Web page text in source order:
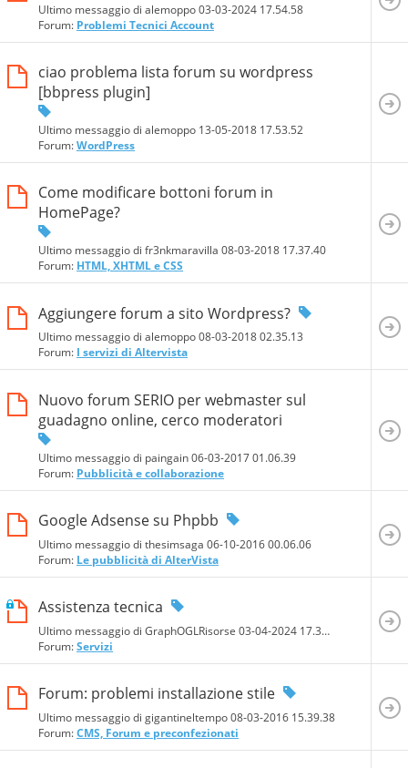
Ultimo messaggio di alemoppo 03-03-2024 17.54.58
Forum: Problemi Tecnici Account
ciao problema lista forum su wordpress
[bbpress plugin]
Ultimo messaggio di alemoppo 13-05-2018 17.53.52
Forum:WordPress
Come modificare bottoni forum in
HomePage?
Ultimo messaggio di fr3nkmaravilla 08-03-2018 17.37.40
Forum: HTML, XHTML e CSS
Aggiungere forum a sito Wordpress?
Ultimo messaggio di alemoppo 08-03-201802.35.13
Forum: I servizi di Altervista
Nuovo forum SERIO per webmaster sul
guadagno online, cerco moderatori
Ultimo messaggio di paingain 06-03-201701.06.39
Forum: Pubblicità e collaborazione
Google Adsense su Phpbb
Ultimo messaggio di thesimsaga 06-10-201600.06.06
Forum: Le pubblicità di AlterVista
Assistenza tecnica
Ultimo messaggio di GraphOGLRisorse 03-04-2024 17.31.40
Forum:Servizi
Forum: problemi installazione stile
Ultimo messaggio di gigantineltempo 08-03-2016 15.39.38
Forum:CMS, Forum e preconfezionati